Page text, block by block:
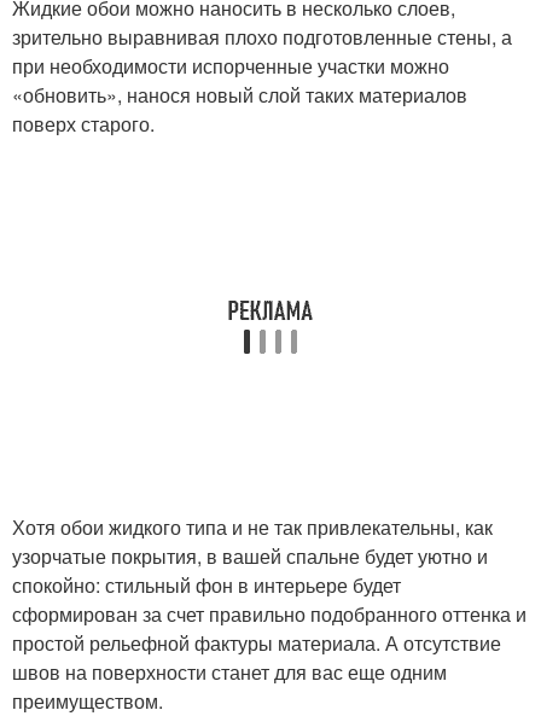
Жидкие обои можно наносить в несколько слоев,
зрительно выравнивая плохо подготовленные стены, а
при необходимости испорченные участки можно
«обновить», нанося новый слой таких материалов
поверх старого.
Хотя обои жидкого типа и не так привлекательны, как
узорчатые покрытия, в вашей спальне будет уютно и
спокойно: стильный фон в интерьере будет
сформирован за счет правильно подобранного оттенка и
простой рельефной фактуры материала. А отсутствие
швов на поверхности станет для вас еще одним
преимуществом.